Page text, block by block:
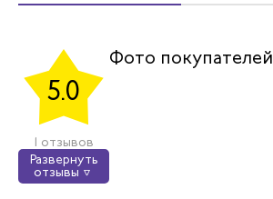
5.0
1 отзывов
Развернуть
отзывы
Фото покупателей